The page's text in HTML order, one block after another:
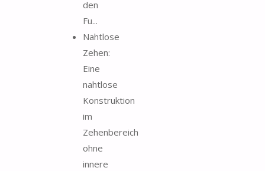
den
Fu...
Nahtlose
Zehen:
Eine
nahtlose
Konstruktion
im
Zehenbereich
ohne
innere